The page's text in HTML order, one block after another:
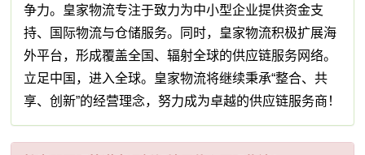
争力。皇家物流专注于致力为中小型企业提供资金支
持、国际物流与仓储服务。同时，皇家物流积极扩展海
外平台，形成覆盖全国、辐射全球的供应链服务网络。
立足中国，进入全球。皇家物流将继续秉承“整合、共
享、创新”的经营理念，努力成为卓越的供应链服务商！